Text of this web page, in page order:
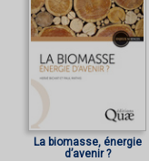
La biomasse, énergie
d’avenir ?